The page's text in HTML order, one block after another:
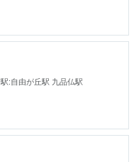
:自由が丘駅 九品仏駅